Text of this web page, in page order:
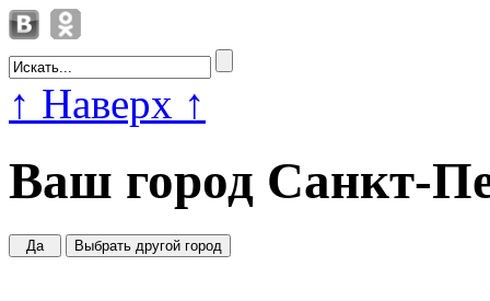
↑ Наверх ↑
Ваш город Санкт-
Да Выбрать другой город